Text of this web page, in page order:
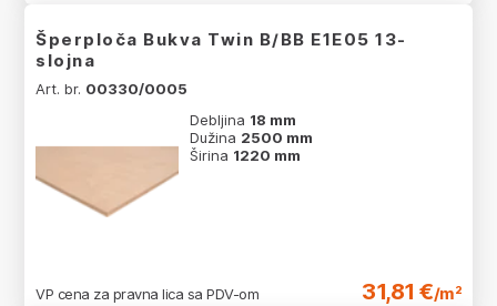
Šperploča Bukva Twin B/BB E1E05 13-
slojna
Art. br. 00330/0005
Debljina 18 mm
Dužina 2500 mm
Širina 1220 mm
VP cena za pravna lica sa PDV-om 31,81 €/m²